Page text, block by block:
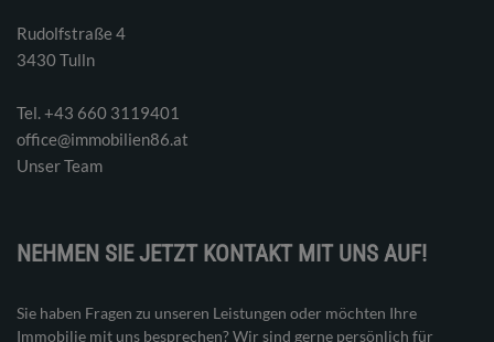
Rudolfstraße 4
3430 Tulln
Tel. ‭+43 660 3119401‬
office@immobilien86.at
Unser Team
NEHMEN SIE JETZT KONTAKT MIT UNS AUF!
Sie haben Fragen zu unseren Leistungen oder möchten Ihre
Immobilie mit uns besprechen? Wir sind gerne persönlich für